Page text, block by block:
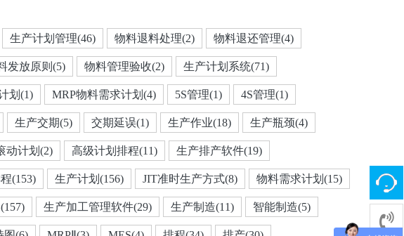
生产计划管理(46) 物料退料处理(2) 物料退还管理(4)
发放原则(5) 物料管理验收(2) 生产计划系统(71)
划(1) MRP物料需求计划(4) 5S管理(1) 4S管理(1)
生产交期(5) 交期延误(1) 生产作业(18) 生产瓶颈(4)
动计划(2) 高级计划排程(11) 生产排产软件(19)
(153) 生产计划(156) JIT准时生产方式(8) 物料需求计划(15)
生产加工管理软件(29) 生产制造(11) 智能制造(5)